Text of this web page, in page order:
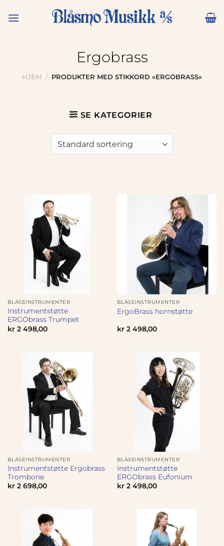
Ergobrass
HJEM / PRODUKTER MED STIKKORD «ERGOBRASS»
SE KATEGORIER
BLÅSEINSTRUMENTER
Instrumentstøtte
ERGObrass Trumpet
kr2 498,00
BLÅSEINSTRUMENTER
ErgoBrass hornstøtte
kr2 498,00
BLÅSEINSTRUMENTER
Instrumentstøtte Ergobrass
Trombone
kr2 698,00
BLÅSEINSTRUMENTER
Instrumentstøtte
ERGObrass Eufonium
kr2 498,00